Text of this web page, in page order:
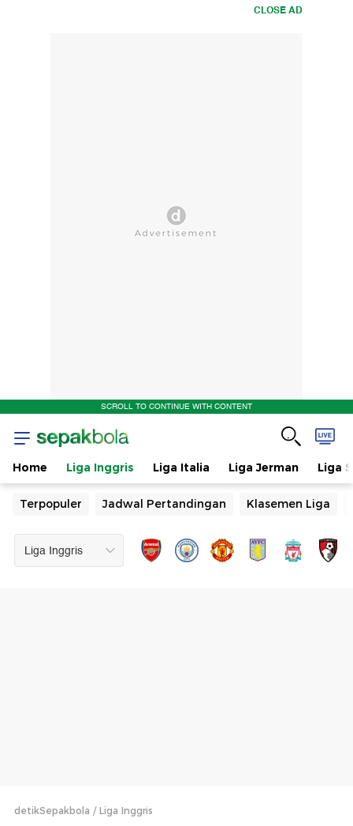
CLOSE AD
SCROLL TO CONTINUE WITH CONTENT
Home Liga Inggris Liga Italia Liga Jerman Liga
Terpopuler Jadwal Pertandingan Klasemen Liga
detikSepakbola Liga Inggris